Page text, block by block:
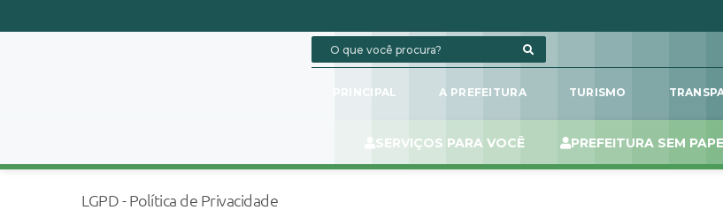
PRINCIPAL A PREFEITURA TURISMO
SERVIÇOS PARA VOCÊ PREFEITURA SEM
LGPD - Política de Privacidade